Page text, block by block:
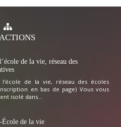
de la vie, réseau des
l'école de la vie, réseau des écoles
en bas de page) Vous vous
isolé dans...
École de la vie